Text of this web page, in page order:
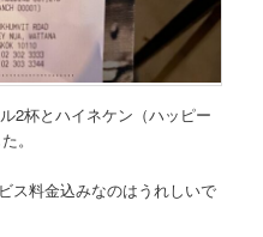
2杯とハイネケン（ハッピー
。
ス料金込みなのはうれしいで